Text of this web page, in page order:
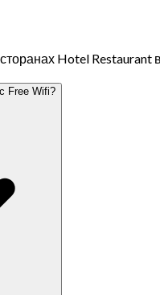
Hotel Restaurant
Free Wifi?